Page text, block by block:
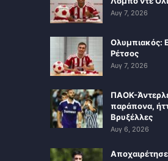
Αυγ 7, 2026
Ολυμπιακός:
Ρέτσος
Αυγ 7, 2026
ΠΑΟΚ-
παράπονα,
Βρυξέλλες
Αυγ 6, 2026